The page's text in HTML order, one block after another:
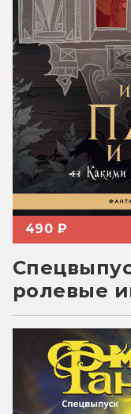
490 ₽
ролевые